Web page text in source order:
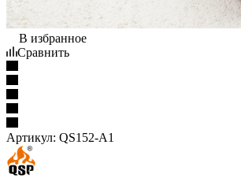
В избранное
Сравнить
Артикул: QS152-A1